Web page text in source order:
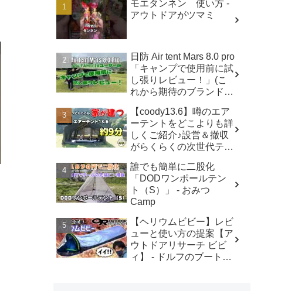
モエタンネン 使い方 -
アウトドアがツマミ
日防 Air tent Mars 8.0 pro
「キャンプで使用前に試
し張りレビュー！」(こ
れから期待のブランド・
ド・元coodyユーザー) -
YOSHIHIRO
OUTDOORS-AIR TENT
CAMPER
【coody13.6】噂のエア
ーテントをどこよりも詳
しくご紹介♪設営＆撤収
がらくらくの次世代テン
ねるいのば
誰でも簡単に二股化
「DODワンポールテン
ト（S）」 - おみつ
Camp
【ヘリウムビビー】レビ
ューと使い方の提案【ア
ウトドアリサーチ ビビ
ィ】 - ドルフのブートキ